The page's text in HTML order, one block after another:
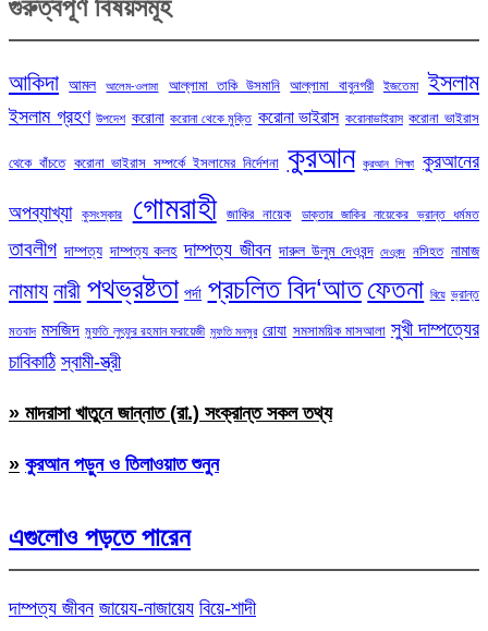
গুরুত্বপূর্ণ বিষয়সমূহ
আকিদা আমল আলেম-ওলামা আল্লামা তাকি উসমানি আল্লামা বাবুনগরী ইজতেমা ইসলাম
ইসলাম গ্রহণ উপদেশ করোনা করোনা থেকে মুক্তি করোনা ভাইরাস করোনাভাইরাস করোনা ভাইরাস
থেকে বাঁচতে করোনা ভাইরাস সম্পর্কে ইসলামের নির্দেশনা কুরআন কুরআন শিক্ষা কুরআনের
অপব্যাখ্যা কুসংস্কার গোমরাহী জাকির নায়েক ডাক্তার জাকির নায়েকের ভ্রান্ত ধর্মমত
তাবলীগ দাম্পত্য দাম্পত্য কলহ দাম্পত্য জীবন দারুল উলুম দেওবন্দ দেওবন্দ নসিহত নামাজ
নামায নারী পথভ্রষ্টতা পর্দা প্রচলিত বিদ‘আত ফেতনা বিয়ে ভ্রান্ত
মতবাদ মসজিদ মুফতি লুৎফুর রহমান ফরায়েজী মুফতি মনসুর রোযা সমসাময়িক মাসআলা সুখী দাম্পত্যের
চাবিকাঠি স্বামী-স্ত্রী
» মাদরাসা খাতুনে জান্নাত (রা.) সংক্রান্ত সকল তথ্য
» কুরআন পড়ুন ও তিলাওয়াত শুনুন
এগুলোও পড়তে পারেন
দাম্পত্য জীবন জায়েয-নাজায়েয বিয়ে-শাদী